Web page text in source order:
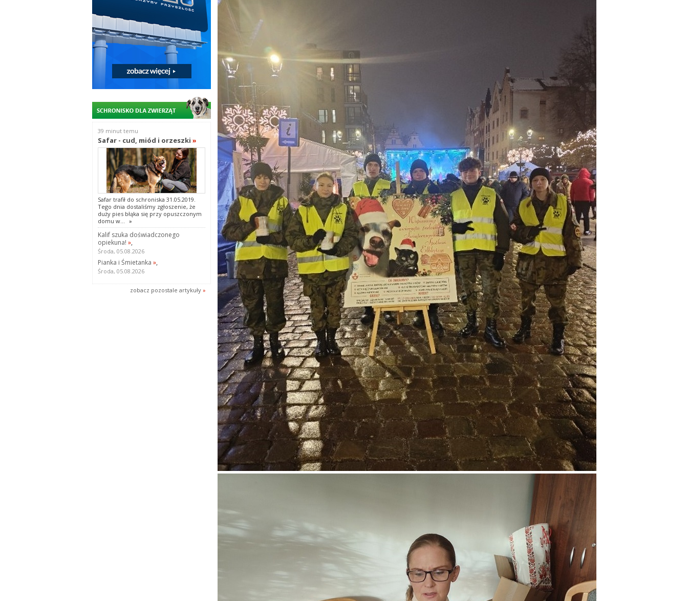
39 minut temu
Safar - cud, miód i orzeszki »
Safar trafił do schroniska 31.05.2019.
Tego dnia dostaliśmy zgłoszenie, że
duży pies błąka się przy opuszczonym
domu w... »
Kalif szuka doświadczonego
opiekuna! »,
Środa, 05.08.2026
Pianka i Śmietanka »,
Środa, 05.08.2026
zobacz pozostale artykuły »